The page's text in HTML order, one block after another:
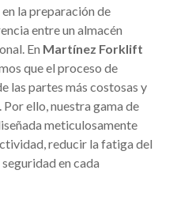
la preparación de
entre un almacén
En Martínez Forklift
que el proceso de
las partes más costosas y
ello, nuestra gama de
meticulosamente
reducir la fatiga del
en cada